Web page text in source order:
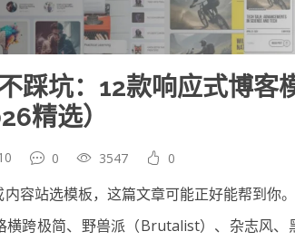
踩坑：12款响应式博客
精选）
0 3547 0
容站选模板，这篇文章可能正好能帮到你
横跨极简、野兽派（Brutalist）、杂志风、